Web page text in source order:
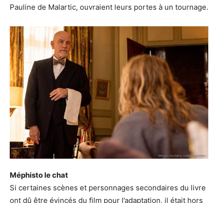
Pauline de Malartic, ouvraient leurs portes à un tournage.
Méphisto le chat
Si certaines scènes et personnages secondaires du livre
ont dû être évincés du film pour l’adaptation, il était hors